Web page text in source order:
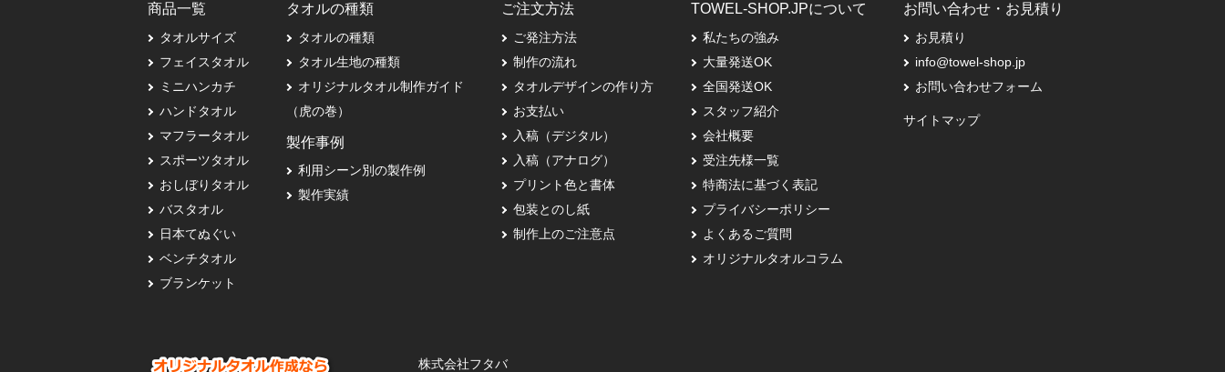
商品一覧
タオルサイズ
フェイスタオル
ミニハンカチ
ハンドタオル
マフラータオル
スポーツタオル
おしぼりタオル
バスタオル
日本てぬぐい
ベンチタオル
ブランケット
タオルの種類
タオルの種類
タオル生地の種類
オリジナルタオル制作ガイド
（虎の巻）
製作事例
利用シーン別の製作例
製作実績
ご注文方法
ご発注方法
制作の流れ
タオルデザインの作り方
お支払い
入稿（デジタル）
入稿（アナログ）
プリント色と書体
包装とのし紙
制作上のご注意点
TOWEL-SHOP.JPについて
私たちの強み
大量発送OK
全国発送OK
スタッフ紹介
会社概要
受注先様一覧
特商法に基づく表記
プライバシーポリシー
よくあるご質問
オリジナルタオルコラム
お問い合わせ・お見積り
お見積り
info@towel-shop.jp
お問い合わせフォーム
サイトマップ
株式会社フタバ